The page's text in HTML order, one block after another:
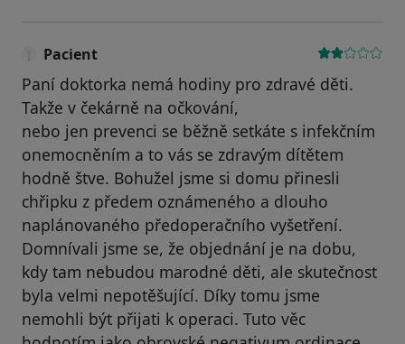
Pacient
Paní doktorka nemá hodiny pro zdravé děti.
Takže v čekárně na očkování,
nebo jen prevenci se běžně setkáte s infekčním
onemocněním a to vás se zdravým dítětem
hodně štve. Bohužel jsme si domu přinesli
chřipku z předem oznámeného a dlouho
naplánovaného předoperačního vyšetření.
Domnívali jsme se, že objednání je na dobu,
kdy tam nebudou marodné děti, ale skutečnost
byla velmi nepotěšující. Díky tomu jsme
nemohli být přijati k operaci. Tuto věc